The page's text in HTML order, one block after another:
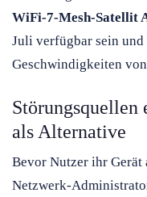
WiFi-7-Mesh-Satellit
Juli verfügbar sein
Geschwindigkeiten
Störungsquellen
als Alternative
Bevor Nutzer ihr Gerät
Netzwerk-